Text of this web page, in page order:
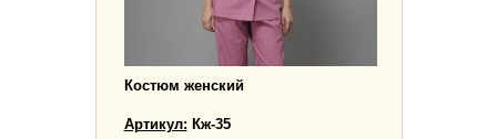
Костюм женский
Артикул: Кж-35